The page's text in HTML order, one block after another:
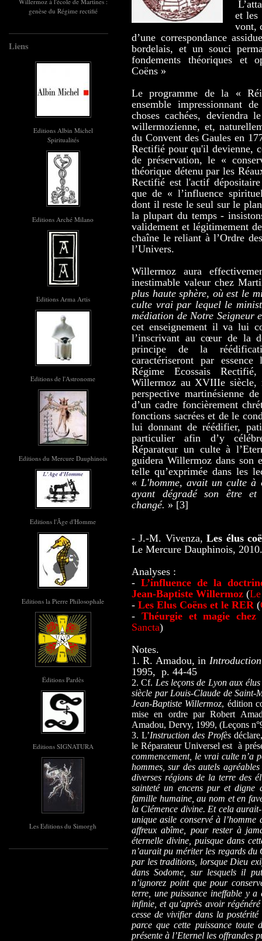
genèse du Régime rectifié
Liens
Editions Albin Michel
Spiritualités
Editions Arché Milano
Editions Arma Artis
Editions de l'Astronome
Editions du Mercure Dauphinois
Editions l'Âge d'Homme
Editions la Pierre Philosophale
Éditions Pardès
Editions SIGNATURA
Les Editions du Simorgh
et les
vont,
d’une correspondance
bordelais, et un souci
fondements théoriques et
Coëns »
Le programme de la «
ensemble impressionnant
choses cachées, deviendra
willermozienne, et,
du Convent des Gaules en
Rectifié pour qu'il devienne,
de préservation, le «
théorique détenu par les
Rectifié est l'actif
que de « l’influence
dont il reste le seul sur le
la plupart du temps -
validement et légitimement
chaîne le reliant à l’Ordre
l’Univers.
Willermoz aura
inestimable valeur chez
plus haute sphère, où est le
culte vrai par lequel le
médiation de Notre Seigneur
cet enseignement il va lui
l’inscrivant au cœur de la
principe de la
caractériseront par
Régime Ecossais
Willermoz au XVIIIe siècle,
perspective martinésienne
d’un cadre foncièrement
fonctions sacrées et de le
lui donnant de réédifier,
particulier afin d’y
Réparateur un culte à
guidera Willermoz dans son
telle qu’exprimée dans les
« L'homme, avait un culte
ayant dégradé son être
changé. » [3]
- J.-M. Vivenza,Les élus
Le Mercure Dauphinois, 2010.
Analyses :
-L’influence de la
Jean-Baptiste Willermoz (
- Les Elus Coëns et le RER (
- Théurgie et magie
Sancta)
Notes.
1. R. Amadou, in
1995, p. 44-45
2. Cf. Les leçons de Lyon aux
siècle par Louis-Claude de Saint-
Jean-Baptiste Willermoz, édition
mise en ordre par Robert
Amadou, Dervy, 1999, (Leçons
3. L’Instruction des Profès
le Réparateur Universel est à
commencement, le vrai culte n’a
hommes, sur des autels
diverses régions de la terre des
sainteté un encens pur et digne
famille humaine, au nom et en
la Clémence divine. Et cela
unique asile conservé à l’homme
affreux abîme, pour rester à
éternelle divine, puisque dans
n’aurait pu mériter les regards du
par les traditions, lorsque Dieu
dans Sodome, sur lesquels il
n’ignorez point que pour
terre, une puissance ineffable y
infinie, et qu’après avoir
cesse de vivifier dans la
parce que cette puissance toute
présente à l’Eternel les offrandes